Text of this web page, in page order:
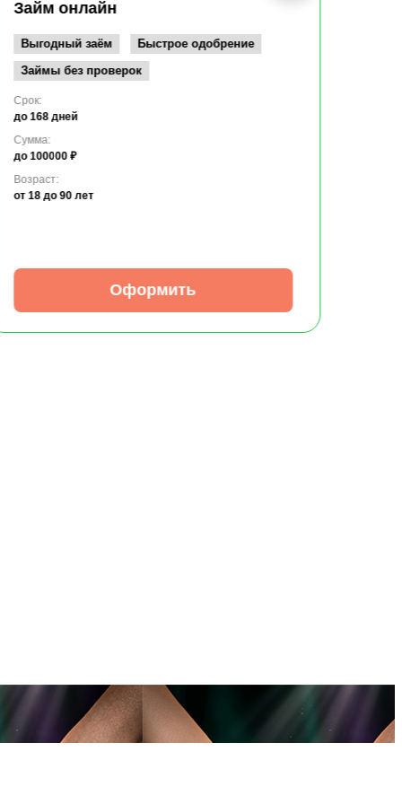
Займ онлайн
Выгодный заём
Быстрое одобрение
Займы без проверок
Срок:
до 168 дней
Сумма:
до 100000 ₽
Возраст:
от 18 до 90 лет
Оформить